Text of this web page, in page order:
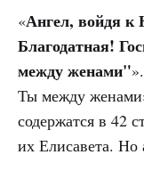
«Ангел, войдя к
Благодатная!
между женами"
Ты между
содержатся в 42
их Елисавета. Но